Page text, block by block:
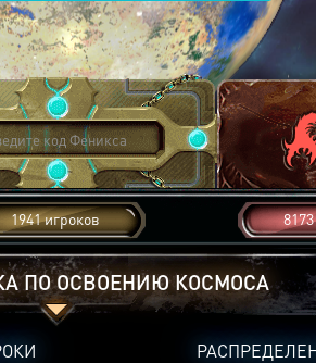
1941 игроков
ПО ОСВОЕНИЮ КОСМОСА